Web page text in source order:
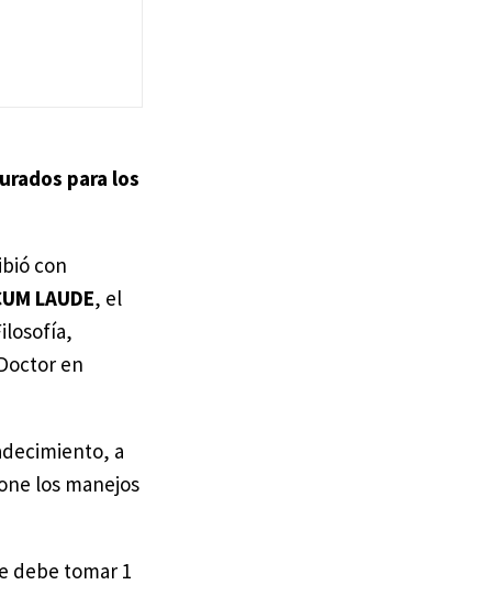
para los
con
LAUDE, el
en
a
los manejos
debe tomar 1